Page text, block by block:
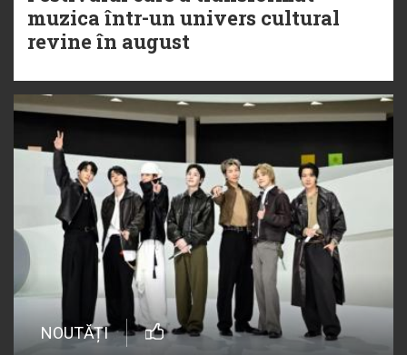
muzica într-un univers cultural
revine în august
NOUTĂȚI